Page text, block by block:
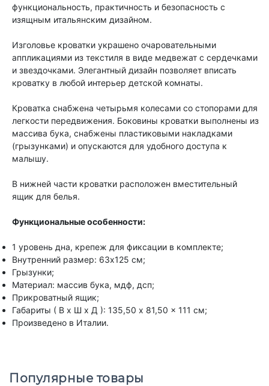
функциональность, практичность и безопасность с
изящным итальянским дизайном.
Изголовье кроватки украшено очаровательными
аппликациями из текстиля в виде медвежат с сердечками
и звездочками. Элегантный дизайн позволяет вписать
кроватку в любой интерьер детской комнаты.
Кроватка снабжена четырьмя колесами со стопорами для
легкости передвижения. Боковины кроватки выполнены из
массива бука, снабжены пластиковыми накладками
(грызунками) и опускаются для удобного доступа к
малышу.
В нижней части кроватки расположен вместительный
ящик для белья.
Функциональные особенности:
1 уровень дна, крепеж для фиксации в комплекте;
Внутренний размер: 63х125 см;
Грызунки;
Материал: массив бука, мдф, дсп;
Прикроватный ящик;
Габариты ( В х Ш х Д ): 135,50 x 81,50 x 111 см;
Произведено в Италии.
Популярные товары